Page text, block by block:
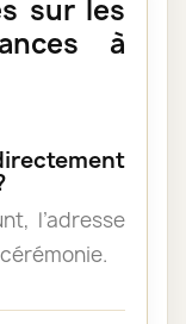
sur les
à
l’adresse